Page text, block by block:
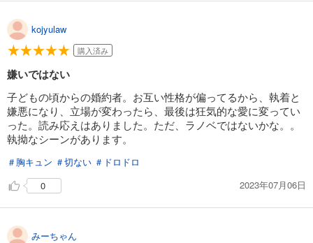
kojyulaw
購入済み
嫌いではない
子どもの頃からの婚約者。お互い性格が偏ってるから、執着と
嫌悪になり、立場が変わったら、最後は狂気的な愛に変ってい
った。読み応えはありました。ただ、ラノベではないかな。。
執拗なシーンがあります。
＃胸キュン ＃切ない ＃ドロドロ
0
2023年07月06日
みーちゃん